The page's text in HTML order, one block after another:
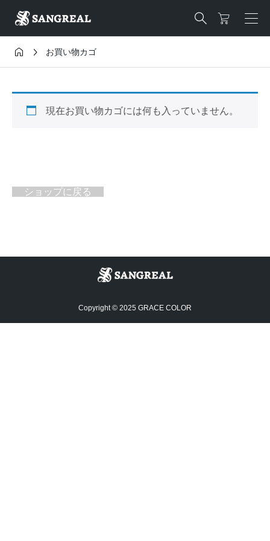

  お買い物カゴ
現在お買い物カゴには何も入っていません。
ショップに戻る
Copyright © 2025 GRACE COLOR